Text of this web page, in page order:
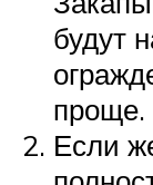
будут
проще.
Если